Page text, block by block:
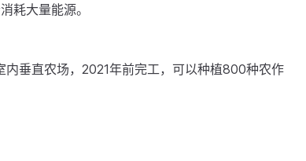
耗大量能源。
垂直农场，2021年前完工，可以种植800种农作